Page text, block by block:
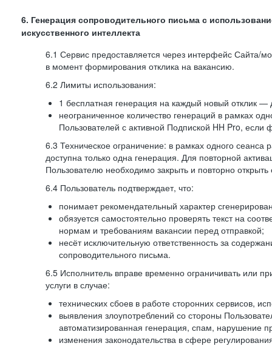
6. Генерация сопроводительного письма с
искусственного интеллекта
6.1 Сервис предоставляется через интерфейс Сайта/
в момент формирования отклика на вакансию.
6.2 Лимиты использования:
1 бесплатная генерация на каждый новый отклик —
неограниченное количество генераций в рамках
Пользователей с активной Подпиской HH Pro,
6.3 Техническое ограничение: в рамках одного сеанса
доступна только одна генерация. Для повторной
Пользователю необходимо закрыть и повторно открыть
6.4 Пользователь подтверждает, что:
понимает рекомендательный характер
обязуется самостоятельно проверять текст на
нормам и требованиям вакансии перед отправкой;
несёт исключительную ответственность за
сопроводительного письма.
6.5 Исполнитель вправе временно ограничивать или
услуги в случае:
технических сбоев в работе сторонних сервисов,
выявления злоупотреблений со стороны
автоматизированная генерация, спам, нарушение
изменения законодательства в сфере